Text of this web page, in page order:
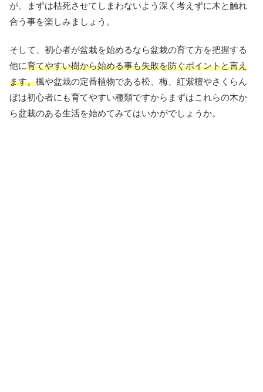
が、まずは枯死させてしまわないよう深く考えずに木と触れ
合う事を楽しみましょう。
そして、初心者が盆栽を始めるなら盆栽の育て方を把握する
他に育てやすい樹から始める事も失敗を防ぐポイントと言え
ます。楓や盆栽の定番植物である松、梅、紅紫檀やさくらん
ぼは初心者にも育てやすい種類ですからまずはこれらの木か
ら盆栽のある生活を始めてみてはいかがでしょうか。